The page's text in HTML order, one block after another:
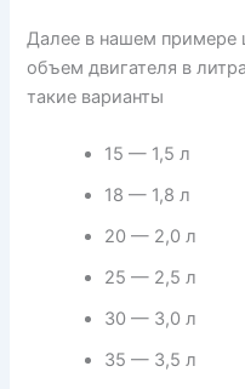
Далее в нашем примере
объем двигателя в
такие варианты
15 — 1,5 л
18 — 1,8 л
20 — 2,0 л
25 — 2,5 л
30 — 3,0 л
35 — 3,5 л